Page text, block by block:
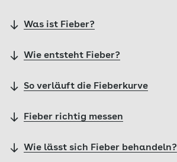
Was ist Fieber?
Wie entsteht Fieber?
So verläuft die Fieberkurve
Fieber richtig messen
Wie lässt sich Fieber behandeln?